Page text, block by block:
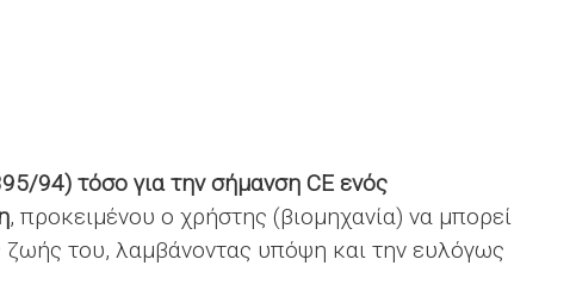
94) τόσο για την σήμανση CE ενός
, προκειμένου ο χρήστης (βιομηχανία) να μπορεί
ζωής του, λαμβάνοντας υπόψη και την ευλόγως